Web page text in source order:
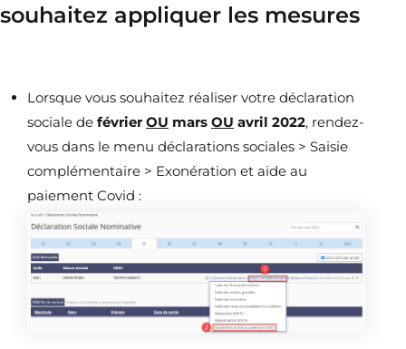
souhaitez appliquer les mesures
Lorsque vous souhaitez réaliser votre déclaration
sociale de février OU mars OU avril 2022, rendez-
vous dans le menu déclarations sociales > Saisie
complémentaire > Exonération et aide au
paiement Covid :